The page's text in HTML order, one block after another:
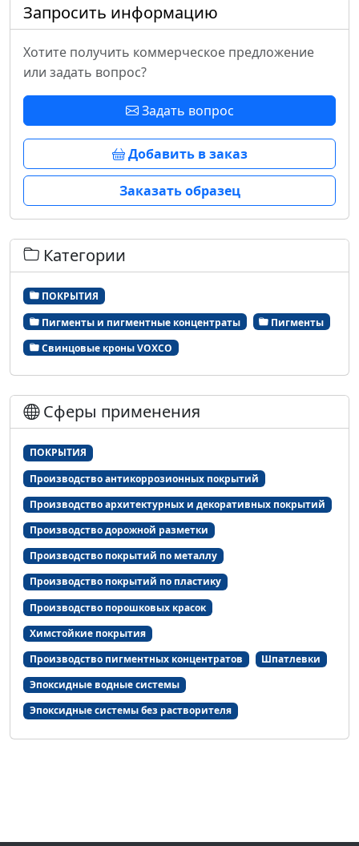
Запросить информацию
Хотите получить коммерческое предложение
или задать вопрос?
Задать вопрос
Добавить в заказ
Заказать образец
Категории
ПОКРЫТИЯ
Пигменты и пигментные концентраты
Пигменты
Свинцовые кроны VOXCO
Сферы применения
ПОКРЫТИЯ
Производство антикоррозионных покрытий
Производство архитектурных и декоративных покрытий
Производство дорожной разметки
Производство покрытий по металлу
Производство покрытий по пластику
Производство порошковых красок
Химстойкие покрытия
Производство пигментных концентратов
Шпатлевки
Эпоксидные водные системы
Эпоксидные системы без растворителя